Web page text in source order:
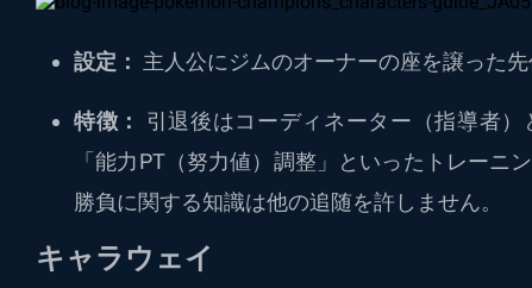
設定： 主人公にジムのオーナーの座を譲った先
特徴：
引退後はコーディネーター（指導者
「能力PT（努力値）調整」といったトレーニ
勝負に関する知識は他の追随を許しません。
キャラウェイ